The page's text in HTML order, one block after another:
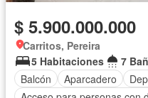
$ 5.900.000.000
Carritos, Pereira
5 Habitaciones
7
Balcón
Aparcadero